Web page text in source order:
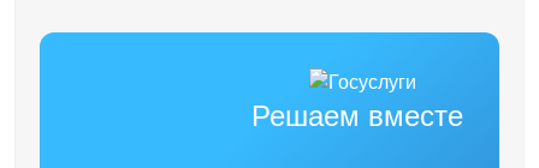
Решаем вместе